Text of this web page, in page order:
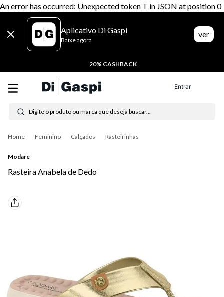
An error has occurred: Unexpected token T in JSON at position 0
Aplicativo Di Gaspi
Baixe agora
ver
20% CASHBACK
Entrar
Digite o produto ou marca que deseja buscar...
Feminino Calçados Rasteirinhas
Modare
Rasteira Anabela de Dedo
Termos mais buscados
1º tênis feminino
4º tênis masculino
8 º chuteira